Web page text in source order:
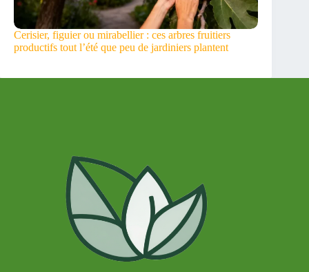
Cerisier, figuier ou mirabellier : ces arbres fruitiers
productifs tout l’été que peu de jardiniers plantent